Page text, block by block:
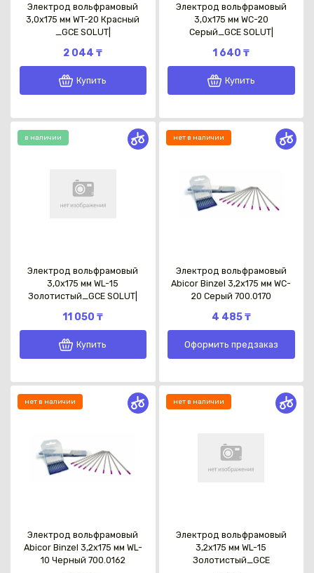
Электрод вольфрамовый
3,0х175 мм WT-20 Красный
_GCE SOLUT|
2 044 ₸
Купить
Электрод вольфрамовый
3,0х175 мм WC-20
Серый_GCE SOLUT|
1 640 ₸
Купить
в наличии
Электрод вольфрамовый
3,0х175 мм WL-15
Золотистый_GCE SOLUT|
11 050 ₸
Купить
нет в наличии
Электрод вольфрамовый
Abicor Binzel 3,2х175 мм WC-
20 Серый 700.0170
4 485 ₸
Оформить предзаказ
нет в наличии
Электрод вольфрамовый
Abicor Binzel 3,2х175 мм WL-
10 Черный 700.0162
нет в наличии
Электрод вольфрамовый
3,2х175 мм WL-15
Золотистый_GCE